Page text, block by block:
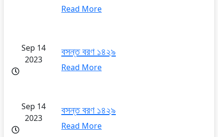
Read More
Sep 14
2023
বসন্ত বরণ ১৪২৯
Read More
Sep 14
2023
বসন্ত বরণ ১৪২৯
Read More